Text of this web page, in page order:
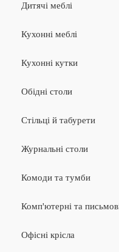
Дитячi меблi
Кухонні меблі
Кухоннi кутки
Обідні столи
Стільці й табурети
Журнальнi столи
Комоди та тумби
Комп'ютерні та
Офiснi крiсла